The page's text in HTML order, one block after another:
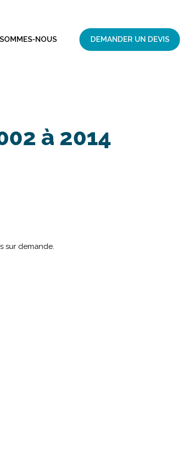
NOUS DEMANDER UN DEVIS
à 2014
sur demande.